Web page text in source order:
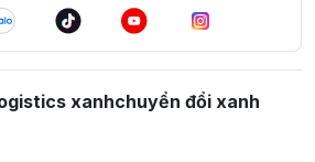
xanhchuyển đổi xanh